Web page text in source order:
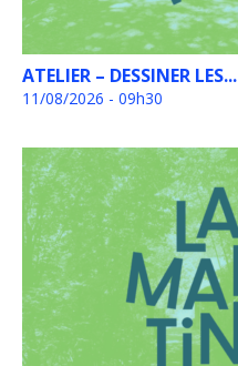
ATELIER – DESSINER LES...
11/08/2026 - 09h30